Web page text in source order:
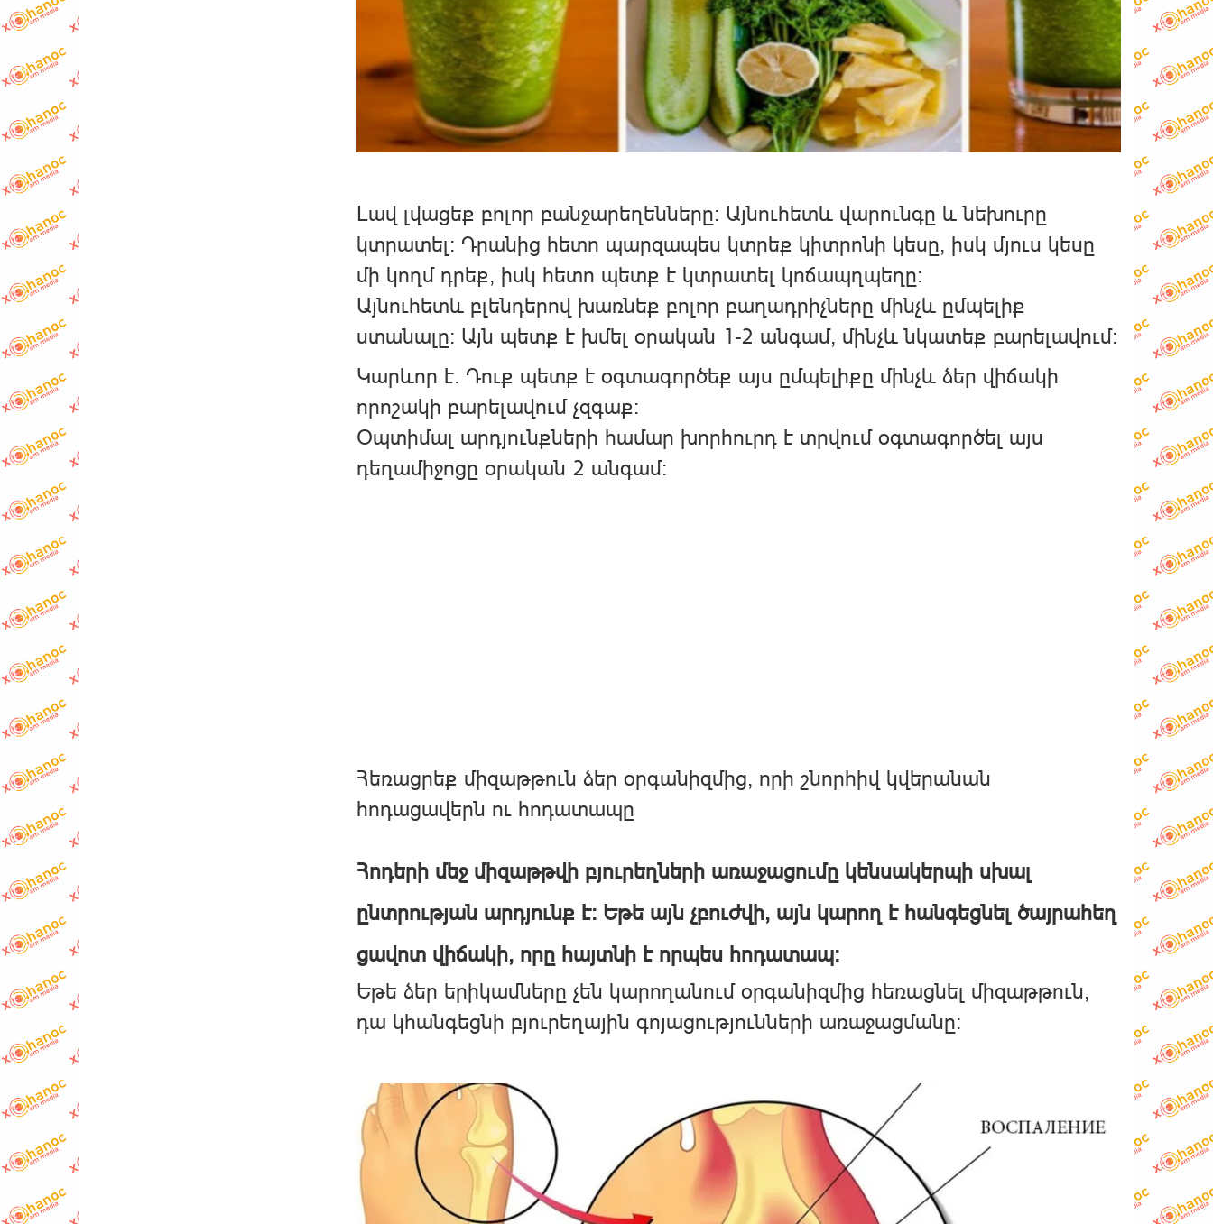
Լավ լվացեք բոլոր բանջարեղենները։ Այնուհետև վարունգը և նեխուրը
կտրատել։ Դրանից հետո պարզապես կտրեք կիտրոնի կեսը, իսկ մյուս կեսը
մի կողմ դրեք, իսկ հետո պետք է կտրատել կոճապղպեղը։
Այնուհետև բլենդերով խառնեք բոլոր բաղադրիչները մինչև ըմպելիք
ստանալը։ Այն պետք է խմել օրական 1-2 անգամ, մինչև նկատեք բարելավում։
Կարևոր է. Դուք պետք է օգտագործեք այս ըմպելիքը մինչև ձեր վիճակի
որոշակի բարելավում չզգաք:
Օպտիմալ արդյունքների համար խորհուրդ է տրվում օգտագործել այս
դեղամիջոցը օրական 2 անգամ:
Հեռացրեք միզաթթուն ձեր օրգանիզմից, որի շնորհիվ կվերանան
հոդացավերն ու հոդատապը
Հոդերի մեջ միզաթթվի բյուրեղների առաջացումը կենսակերպի սխալ
ընտրության արդյունք է: Եթե ​​այն չբուժվի, այն կարող է հանգեցնել ծայրահեղ
ցավոտ վիճակի, որը հայտնի է որպես հոդատապ:
Եթե ​​ձեր երիկամները չեն կարողանում օրգանիզմից հեռացնել միզաթթուն,
դա կհանգեցնի բյուրեղային գոյացությունների առաջացմանը: